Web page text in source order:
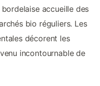
accueille des
bio réguliers. Les
décorent les
incontournable de